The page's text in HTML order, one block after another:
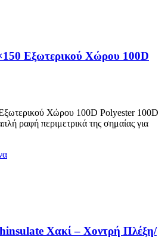
Εξωτερικού Χώρου 100D
Χώρου 100D Polyester 100D
ραφή περιμετρικά της σημαίας για
Χακί – Χοντρή Πλέξη/